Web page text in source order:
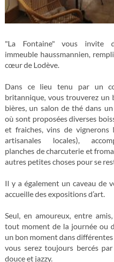
"La Fontaine" vous invite
immeuble haussmannien,
cœur de Lodève.
Dans ce lieu tenu par un
britannique, vous trouverez un
bières, un salon de thé dans
où sont proposées diverses
et fraiches, vins de vignerons
artisanales locales),
planches de charcuterie et
autres petites choses pour se
Il y a également un caveau de
accueille des expositions d’art.
Seul, en amoureux, entre
tout moment de la journée ou
un bon moment dans
vous serez toujours bercés
douce et jazzy.